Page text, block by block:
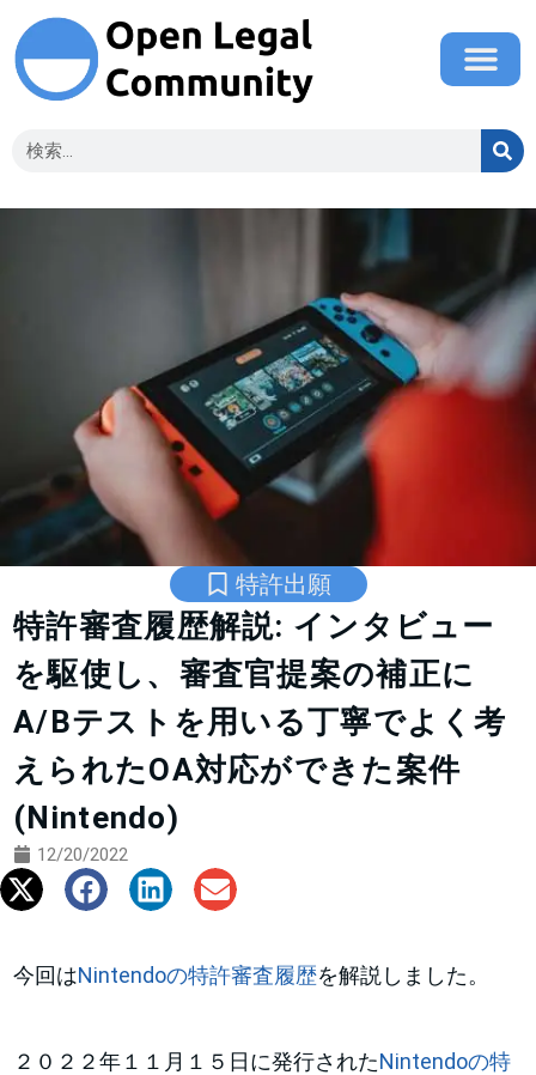
特許出願
特許審査履歴解説: インタビュー
を駆使し、審査官提案の補正に
A/Bテストを用いる丁寧でよく考
えられたOA対応ができた案件
(Nintendo)
12/20/2022
今回はNintendoの特許審査履歴を解説しました。
２０２２年１１月１５日に発行されたNintendoの特